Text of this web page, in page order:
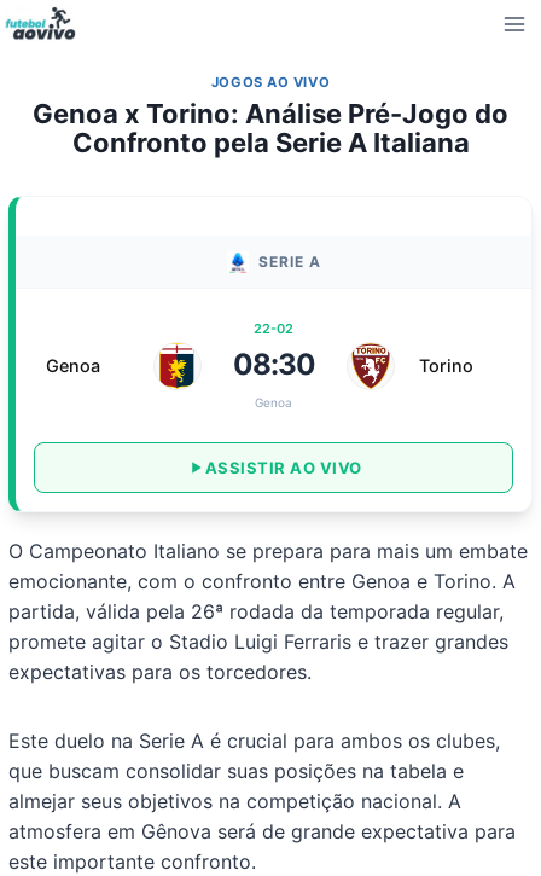
Pular
para
Conteúdo
JOGOS AO VIVO
Genoa x Torino: Análise Pré-Jogo do
Confronto pela Serie A Italiana
SERIE A
Genoa
22-02
08:30
Genoa
Torino
ASSISTIR AO VIVO
O Campeonato Italiano se prepara para mais um embate
emocionante, com o confronto entre Genoa e Torino. A
partida, válida pela 26ª rodada da temporada regular,
promete agitar o Stadio Luigi Ferraris e trazer grandes
expectativas para os torcedores.
Este duelo na Serie A é crucial para ambos os clubes,
que buscam consolidar suas posições na tabela e
almejar seus objetivos na competição nacional. A
atmosfera em Gênova será de grande expectativa para
este importante confronto.